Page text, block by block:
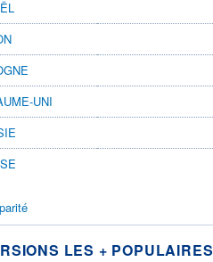
UNI
LES + POPULAIRES